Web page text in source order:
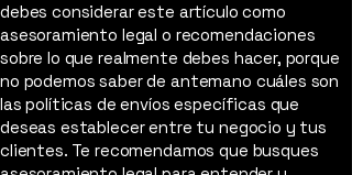
debes considerar este artículo como
asesoramiento legal o recomendaciones
sobre lo que realmente debes hacer, porque
no podemos saber de antemano cuáles son
las políticas de envíos específicas que
deseas establecer entre tu negocio y tus
clientes. Te recomendamos que busques